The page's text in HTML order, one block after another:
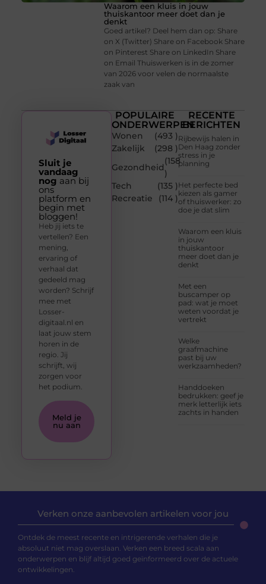
Waarom een kluis in jouw
thuiskantoor meer doet dan je
denkt
Goed artikel? Deel hem dan op: Share
on X (Twitter) Share on Facebook Share
on Pinterest Share on LinkedIn Share
on Email Thuiswerken is in de zomer
van 2026 voor velen de normaalste
zaak van
POPULAIRE
ONDERWERPEN
Wonen
(493 )
Zakelijk
(298 )
Gezondheid
(158
)
Tech
(135 )
Recreatie
(114 )
RECENTE
BERICHTEN
Rijbewijs halen in
Den Haag zonder
stress in je
planning
Het perfecte bed
kiezen als gamer
of thuiswerker: zo
doe je dat slim
Waarom een kluis
in jouw
thuiskantoor
meer doet dan je
denkt
Met een
buscamper op
pad: wat je moet
weten voordat je
vertrekt
Welke
graafmachine
past bij uw
werkzaamheden?
Handdoeken
bedrukken: geef je
merk letterlijk iets
zachts in handen
Sluit je
vandaag
nog aan bij
ons
platform en
begin met
bloggen!
Heb jij iets te
vertellen? Een
mening,
ervaring of
verhaal dat
gedeeld mag
worden? Schrijf
mee met
Losser-
digitaal.nl en
laat jouw stem
horen in de
regio. Jij
schrijft, wij
zorgen voor
het podium.
Meld je
nu aan
Verken onze aanbevolen artikelen voor jou
Ontdek de meest recente en intrigerende verhalen die je
absoluut niet mag overslaan. Verken een breed scala aan
onderwerpen en blijf altijd goed geïnformeerd over de actuele
ontwikkelingen.